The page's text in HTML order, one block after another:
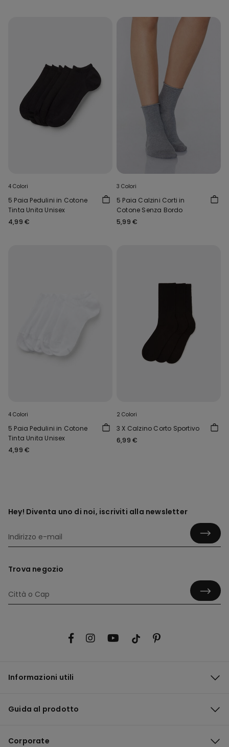
4 Colori
5 Paia Pedulini in Cotone
Tinta Unita Unisex
4,99 €
3 Colori
5 Paia Calzini Corti in
Cotone Senza Bordo
5,99 €
4 Colori
5 Paia Pedulini in Cotone
Tinta Unita Unisex
4,99 €
2 Colori
3 X Calzino Corto Sportivo
6,99 €
Hey! Diventa uno di noi, iscriviti alla newsletter
Trova negozio
Informazioni utili
Guida al prodotto
Corporate